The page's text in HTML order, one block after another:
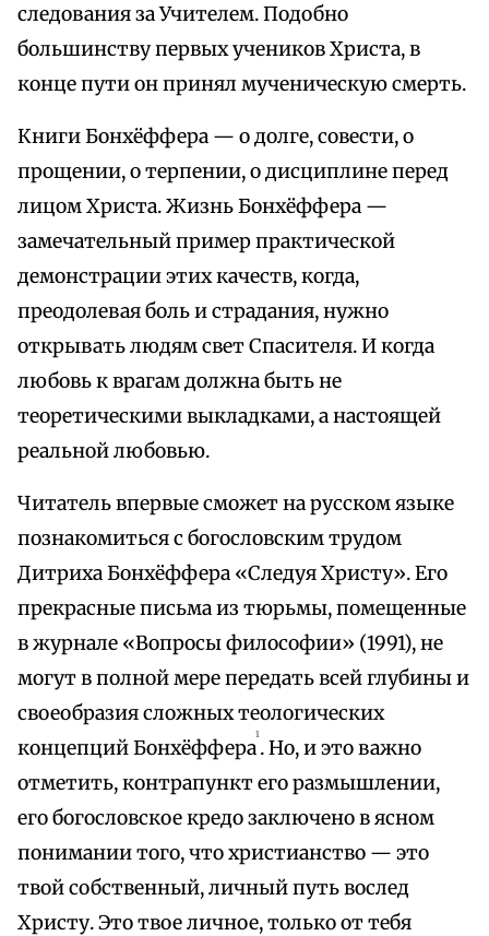
следования за Учителем. Подобно
большинству первых учеников Христа, в
конце пути он принял мученическую смерть.
Книги Бонхёффера — о долге, совести, о
прощении, о терпении, о дисциплине перед
лицом Христа. Жизнь Бонхёффера —
замечательный пример практической
демонстрации этих качеств, когда,
преодолевая боль и страдания, нужно
открывать людям свет Спасителя. И когда
любовь к врагам должна быть не
теоретическими выкладками, а настоящей
реальной любовью.
Читатель впервые сможет на русском языке
познакомиться с богословским трудом
Дитриха Бонхёффера «Следуя Христу». Его
прекрасные письма из тюрьмы, помещенные
в журнале «Вопросы философии» (1991), не
могут в полной мере передать всей глубины и
своеобразия сложных теологических
концепций Бонхёффера
1
. Но, и это важно
отметить, контрапункт его размышлении,
его богословское кредо заключено в ясном
понимании того, что христианство — это
твой собственный, личный путь вослед
Христу. Это твое личное, только от тебя